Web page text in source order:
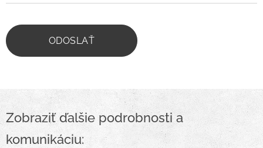
ODOSLAŤ
Zobraziť ďalšie podrobnosti a
komunikáciu: